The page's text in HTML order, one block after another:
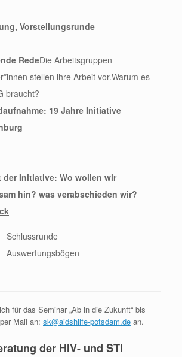
Vorstellungsrunde
RedeDie Arbeitsgruppen
stellen ihre Arbeit vor.Warum es
braucht?
19 Jahre Initiative
der Initiative: Wo wollen wir
hin? was verabschieden wir?
Schlussrunde
Auswertungsbögen
für das Seminar „Ab in die Zukunft“ bis
Mail an: sk@aidshilfe-potsdam.de an.
der HIV- und STI